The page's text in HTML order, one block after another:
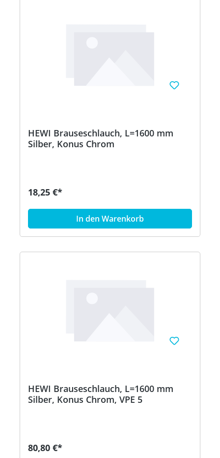
HEWI Brauseschlauch, L=1600 mm
Silber, Konus Chrom
18,25 €*
In den Warenkorb
HEWI Brauseschlauch, L=1600 mm
Silber, Konus Chrom, VPE 5
80,80 €*